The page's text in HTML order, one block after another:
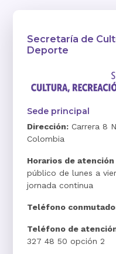
Secretaría de
Deporte
Sede principal
Dirección: Carrera 8
Colombia
Horarios de
público de lunes a
jornada continua
Teléfono
Teléfono de
327 48 50 opción 2